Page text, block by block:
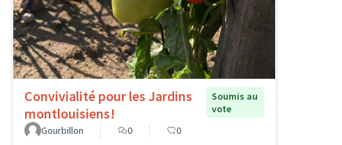
Convivialité pour les Jardins
montlouisiens!
Soumis au
vote
Gourbillon
0 0